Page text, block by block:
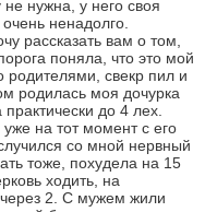
нужна, у него своя
ненадолго.
рассказать вам о том,
поняла, что это мой
свекр пил и
родилась моя дочурка
до 4 лех.
на тот момент с его
со мной нервный
тоже, похудела на 15
ходить, на
через 2. С мужем жили